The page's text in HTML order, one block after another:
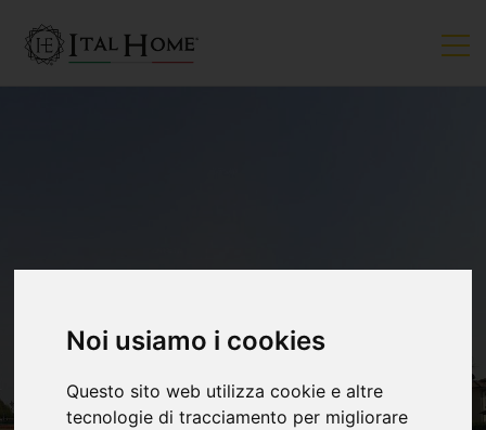
Noi usiamo i cookies
Questo sito web utilizza cookie e altre
tecnologie di tracciamento per migliorare